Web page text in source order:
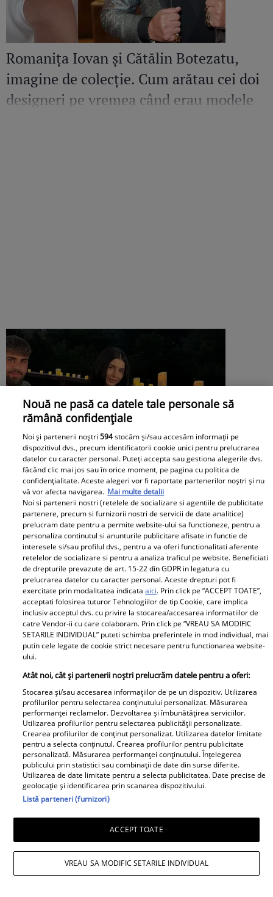
Romanița Iovan și Cătălin Botezatu,
imagine de colecție. Cum arătau cei doi
designeri pe vremea când erau modele
Moldo de la „Casa iubirii”, prins cu
minciuna la testul poligraf despre
relația cu Kira. „Stai puțin! Nu…” Ce a
mărturisit
Laura Cosoi se gândește la al șaselea
Nouă ne pasă ca datele tale personale să
rămână confidențiale
Noi și partenerii noștri594stocăm și/sau accesăm informații pe
dispozitivul dvs., precum identificatorii cookie unici pentru prelucrarea
datelor cu caracter personal. Puteți accepta sau gestiona alegerile dvs.
făcând clic mai jos sau în orice moment, pe pagina cu politica de
confidențialitate. Aceste alegeri vor fi raportate partenerilor noștri și nu
vă vor afecta navigarea. Mai multe detalii
Noi si partenerii nostri (retelele de socializare si agentiile de publicitate
partenere, precum si furnizorii nostri de servicii de date analitice)
prelucram date pentru a permite website-ului sa functioneze, pentru a
personaliza continutul si anunturile publicitare afisate in functie de
interesele si/sau profilul dvs., pentru a va oferi functionalitati aferente
retelelor de socializare si pentru a analiza traficul pe website. Beneficiati
de drepturile prevazute de art. 15-22 din GDPR in legatura cu
prelucrarea datelor cu caracter personal. Aceste drepturi pot fi
exercitate prin modalitatea indicataaici. Prin click pe “ACCEPT TOATE”,
acceptati folosirea tuturor Tehnologiilor de tip Cookie, care implica
inclusiv acceptul dvs. cu privire la stocarea/accesarea informatiilor de
catre Vendor-ii cu care colaboram. Prin click pe “VREAU SA MODIFIC
SETARILE INDIVIDUAL” puteti schimba preferintele in mod individual, mai
putin cele legate de cookie strict necesare pentru functionarea website-
ului.
Atât noi, cât și partenerii noștri prelucrăm datele pentru a oferi:
Stocarea și/sau accesarea informațiilor de pe un dispozitiv. Utilizarea
profilurilor pentru selectarea conținutului personalizat. Măsurarea
performanței reclamelor. Dezvoltarea și îmbunătățirea serviciilor.
Utilizarea profilurilor pentru selectarea publicității personalizate.
Crearea profilurilor de conținut personalizat. Utilizarea datelor limitate
pentru a selecta conținutul. Crearea profilurilor pentru publicitate
personalizată. Măsurarea performanței conținutului. Înțelegerea
publicului prin statistici sau combinații de date din surse diferite.
Utilizarea de date limitate pentru a selecta publicitatea. Date precise de
geolocație și identificarea prin scanarea dispozitivului.
Listă parteneri (furnizori)
ACCEPT TOATE
VREAU SA MODIFIC SETARILE INDIVIDUAL